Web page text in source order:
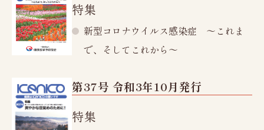
特集
新型コロナウイルス感染症 ～これま
で、そしてこれから～
第37号 令和3年10月発行
特集